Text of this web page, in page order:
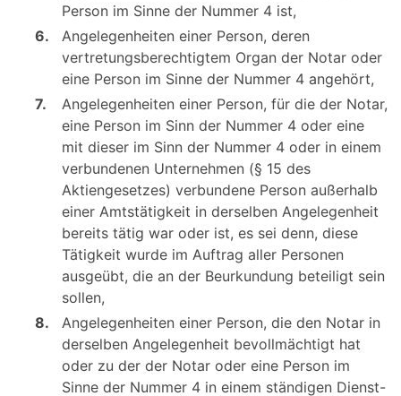
Person im Sinne der Nummer 4 ist,
6.
Angelegenheiten einer Person, deren
vertretungsberechtigtem Organ der Notar oder
eine Person im Sinne der Nummer 4 angehört,
7.
Angelegenheiten einer Person, für die der Notar,
eine Person im Sinn der Nummer 4 oder eine
mit dieser im Sinn der Nummer 4 oder in einem
verbundenen Unternehmen (§ 15 des
Aktiengesetzes) verbundene Person außerhalb
einer Amtstätigkeit in derselben Angelegenheit
bereits tätig war oder ist, es sei denn, diese
Tätigkeit wurde im Auftrag aller Personen
ausgeübt, die an der Beurkundung beteiligt sein
sollen,
8.
Angelegenheiten einer Person, die den Notar in
derselben Angelegenheit bevollmächtigt hat
oder zu der der Notar oder eine Person im
Sinne der Nummer 4 in einem ständigen Dienst-